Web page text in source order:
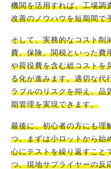
機関を活用すれば、工場調
改善のノウハウを短期間で
そして、実務的なコスト削
費、保険、関税といった費
や荷役費を含む総コストを
る化が進みます。適切な代
ラブルのリスクを抑え、品
期管理を実現できます。
最後に、初心者の方にも理
つ。まずは小ロットから始
心にテストを繰り返すこと
つ、現地サプライヤーの反